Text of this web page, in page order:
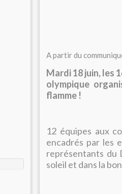
A partir du
Mardi 18 juin, les
olympique
flamme !
12 équipes aux
encadrés par les
représentants du
soleil et dans la